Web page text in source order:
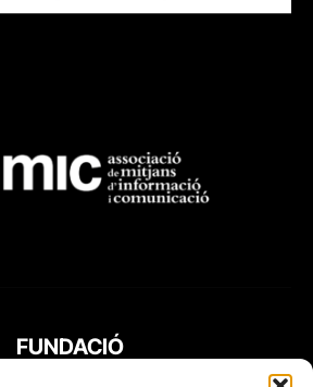
FUNDACIÓ